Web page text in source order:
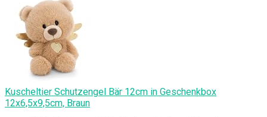
Kuscheltier Schutzengel Bär 12cm in Geschenkbox
12x6,5x9,5cm, Braun